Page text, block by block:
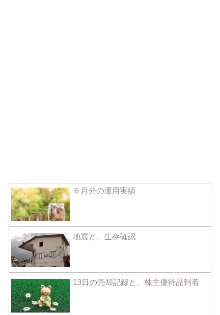
６月分の運用実績
地震と、生存確認
13日の売却記録と、株主優待品到着